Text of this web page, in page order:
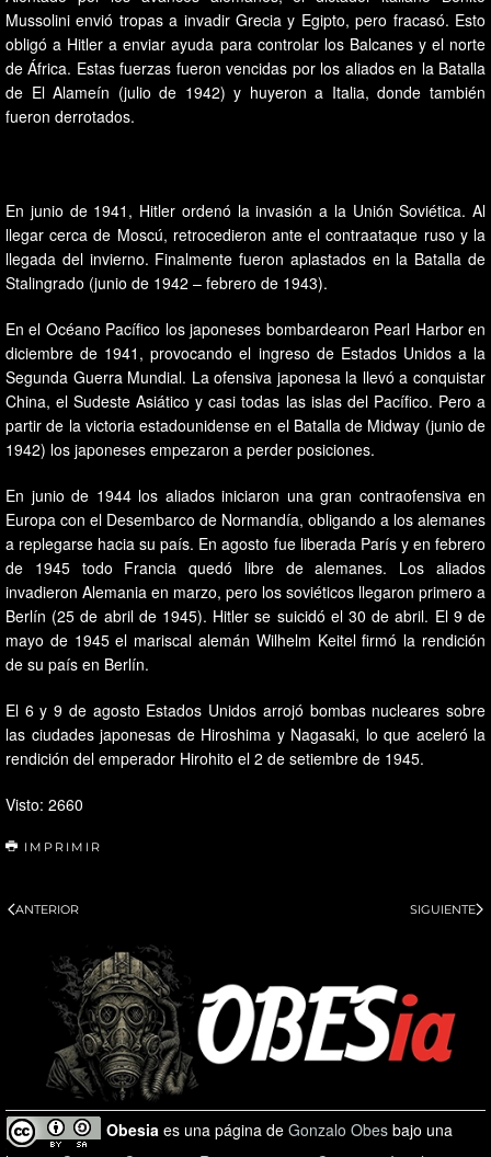
Mussolini envió tropas a invadir Grecia y Egipto, pero fracasó. Esto
obligó a Hitler a enviar ayuda para controlar los Balcanes y el norte
de África. Estas fuerzas fueron vencidas por los aliados en la Batalla
de El Alameín (julio de 1942) y huyeron a Italia, donde también
fueron derrotados.
En junio de 1941, Hitler ordenó la invasión a la Unión Soviética. Al
llegar cerca de Moscú, retrocedieron ante el contraataque ruso y la
llegada del invierno. Finalmente fueron aplastados en la Batalla de
Stalingrado (junio de 1942 – febrero de 1943).
En el Océano Pacífico los japoneses bombardearon Pearl Harbor en
diciembre de 1941, provocando el ingreso de Estados Unidos a la
Segunda Guerra Mundial. La ofensiva japonesa la llevó a conquistar
China, el Sudeste Asiático y casi todas las islas del Pacífico. Pero a
partir de la victoria estadounidense en el Batalla de Midway (junio de
1942) los japoneses empezaron a perder posiciones.
En junio de 1944 los aliados iniciaron una gran contraofensiva en
Europa con el Desembarco de Normandía, obligando a los alemanes
a replegarse hacia su país. En agosto fue liberada París y en febrero
de 1945 todo Francia quedó libre de alemanes. Los aliados
invadieron Alemania en marzo, pero los soviéticos llegaron primero a
Berlín (25 de abril de 1945). Hitler se suicidó el 30 de abril. El 9 de
mayo de 1945 el mariscal alemán Wilhelm Keitel firmó la rendición
de su país en Berlín.
El 6 y 9 de agosto Estados Unidos arrojó bombas nucleares sobre
las ciudades japonesas de Hiroshima y Nagasaki, lo que aceleró la
rendición del emperador Hirohito el 2 de setiembre de 1945.
Visto: 2660
IMPRIMIR
ANTERIOR SIGUIENTE
Obesia es una página de Gonzalo Obes bajo una